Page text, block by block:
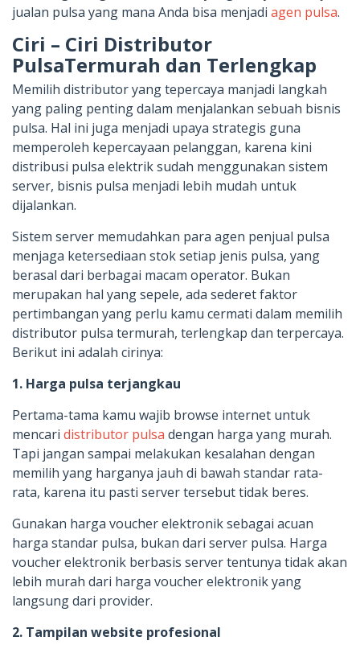
jualan pulsa yang mana Anda bisa menjadi agen pulsa.
Ciri – Ciri Distributor
PulsaTermurah dan Terlengkap
Memilih distributor yang tepercaya manjadi langkah
yang paling penting dalam menjalankan sebuah bisnis
pulsa. Hal ini juga menjadi upaya strategis guna
memperoleh kepercayaan pelanggan, karena kini
distribusi pulsa elektrik sudah menggunakan sistem
server, bisnis pulsa menjadi lebih mudah untuk
dijalankan.
Sistem server memudahkan para agen penjual pulsa
menjaga ketersediaan stok setiap jenis pulsa, yang
berasal dari berbagai macam operator. Bukan
merupakan hal yang sepele, ada sederet faktor
pertimbangan yang perlu kamu cermati dalam memilih
distributor pulsa termurah, terlengkap dan terpercaya.
Berikut ini adalah cirinya:
1. Harga pulsa terjangkau
Pertama-tama kamu wajib browse internet untuk
mencari distributor pulsa dengan harga yang murah.
Tapi jangan sampai melakukan kesalahan dengan
memilih yang harganya jauh di bawah standar rata-
rata, karena itu pasti server tersebut tidak beres.
Gunakan harga voucher elektronik sebagai acuan
harga standar pulsa, bukan dari server pulsa. Harga
voucher elektronik berbasis server tentunya tidak akan
lebih murah dari harga voucher elektronik yang
langsung dari provider.
2. Tampilan website profesional